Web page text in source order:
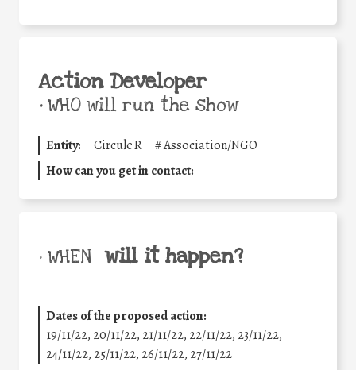
Action Developer
•WHO will run the show
Entity: Circule'R #Association/NGO
How can you get in contact:
• WHEN will it happen?
Dates of the proposed action:
19/11/22, 20/11/22, 21/11/22, 22/11/22, 23/11/22,
24/11/22, 25/11/22, 26/11/22, 27/11/22